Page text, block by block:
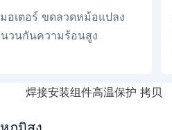
อเตอร์ ขดลวดหม้อแปลง
นวนกันความร้อนสูง